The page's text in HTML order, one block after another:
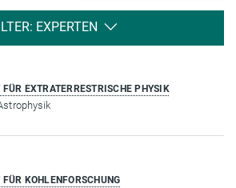
EXPERTEN
EXTRATERRESTRISCHE PHYSIK
KOHLENFORSCHUNG